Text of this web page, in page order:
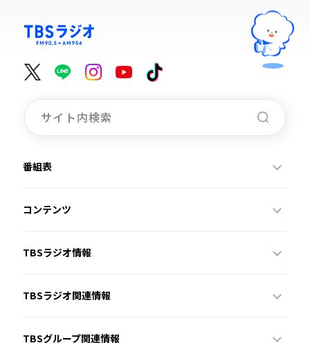
番組表
コンテンツ
TBSラジオ情報
TBSラジオ関連情報
TBSグループ関連情報